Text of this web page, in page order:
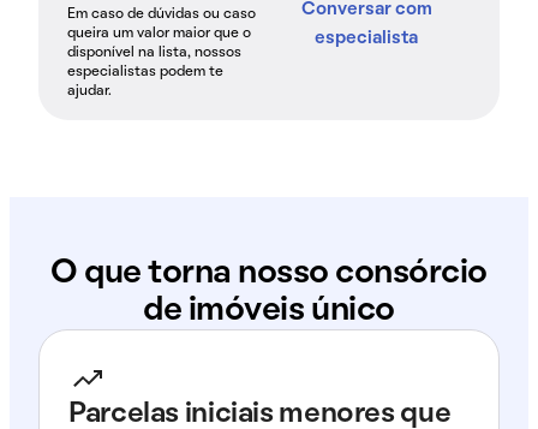
Em caso de dúvidas ou caso
queira um valor maior que o
disponível na lista, nossos
especialistas podem te
ajudar.
Conversar com
especialista
O que torna nosso consórcio
de imóveis único
Parcelas iniciais menores que